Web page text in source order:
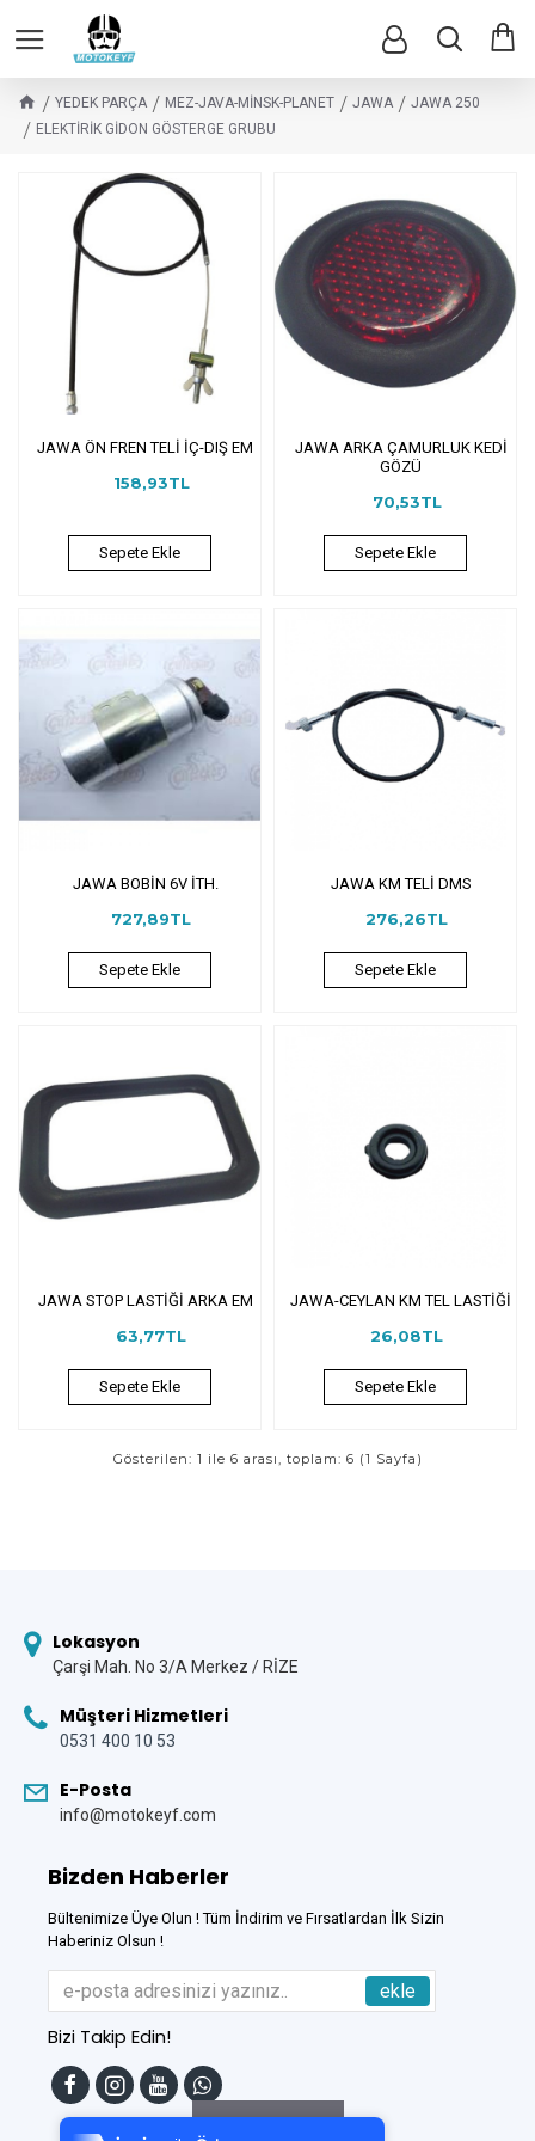
Tek Tıkla Ödeme Kolaylığı
7/24 Canlı Destek
YEDEK PARÇA MEZ-JAVA-MİNSK-PLANET JAWA
JAWA 250
ELEKTİRİK GİDON GÖSTERGE GRUBU
JAWA ÖN FREN TELİ İÇ-DIŞ EM
158,93TL
Sepete Ekle
JAWA ARKA ÇAMURLUK KEDİ
GÖZÜ
70,53TL
Sepete Ekle
JAWA BOBİN 6V İTH.
727,89TL
Sepete Ekle
JAWA KM TELİ DMS
276,26TL
Sepete Ekle
JAWA STOP LASTİĞİ ARKA EM
63,77TL
Sepete Ekle
JAWA-CEYLAN KM TEL LASTİĞİ
26,08TL
Sepete Ekle
Gösterilen: 1 ile 6 arası, toplam: 6 (1 Sayfa)
Lokasyon
Çarşi Mah. No 3/A Merkez / RİZE
Müşteri Hizmetleri
0531 400 10 53
E-Posta
info@motokeyf.com
Bizden Haberler
Bültenimize Üye Olun ! Tüm İndirim ve Fırsatlardan İlk Sizin
Haberiniz Olsun !
ekle
Bizi Takip Edin!
Filtreleme